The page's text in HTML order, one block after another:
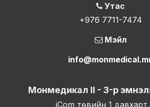
Утас
+976 7711-7474
Мэйл
Монмедикал II - 3-р
iCom төвийн 1